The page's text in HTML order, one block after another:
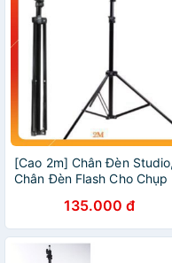
[Cao 2m] Chân Đèn Studio,
Chân Đèn Flash Cho Chụp
Livestream135.000 đ